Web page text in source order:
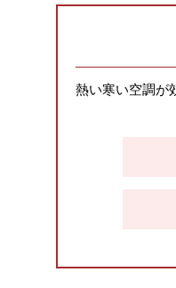
熱い寒い空調が